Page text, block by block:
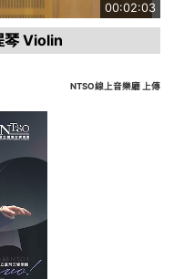
00:02:03
琴 Violin
NTSO線上音樂廳 上傳